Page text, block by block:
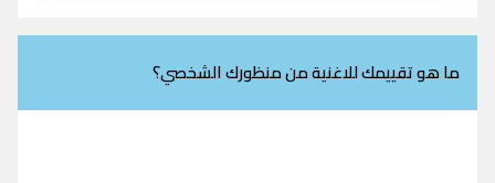
ما هو تقييمك للاغنية من منظورك الشخصي؟